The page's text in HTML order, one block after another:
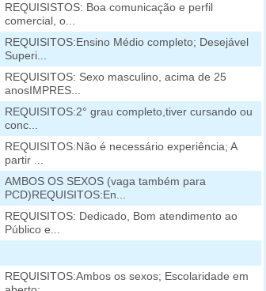
REQUISISTOS: Boa comunicação e perfil
comercial, o...
REQUISITOS:Ensino Médio completo; Desejável
Superi...
REQUISITOS: Sexo masculino, acima de 25
anosIMPRES...
REQUISITOS:2° grau completo,tiver cursando ou
conc...
REQUISITOS:Não é necessário experiência; A
partir ...
AMBOS OS SEXOS (vaga também para
PCD)REQUISITOS:En...
REQUISITOS: Dedicado, Bom atendimento ao
Público e...
REQUISITOS:Ambos os sexos; Escolaridade em